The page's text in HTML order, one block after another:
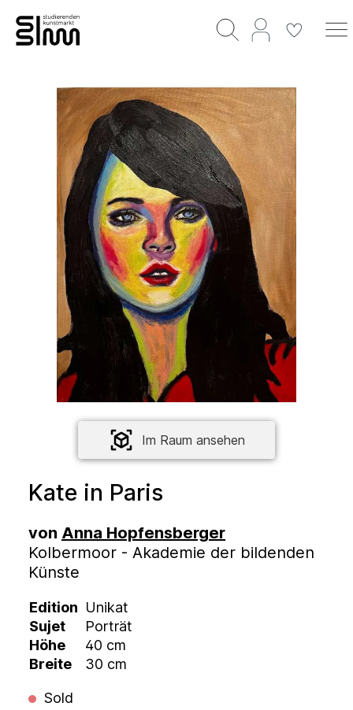
Im Raum ansehen
Kate in Paris
von Anna Hopfensberger
Kolbermoor - Akademie der bildenden
Künste
Edition Unikat
Sujet
Porträt
Höhe
40 cm
Breite
30 cm
Sold